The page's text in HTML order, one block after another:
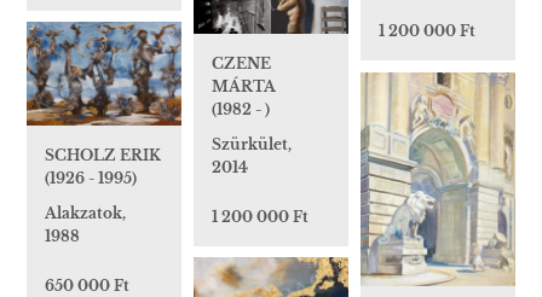
1 200 000 Ft
CZENE
MÁRTA
(1982 - )
Szürkület,
2014
1 200 000 Ft
SCHOLZ ERIK
(1926 - 1995)
Alakzatok,
1988
650 000 Ft